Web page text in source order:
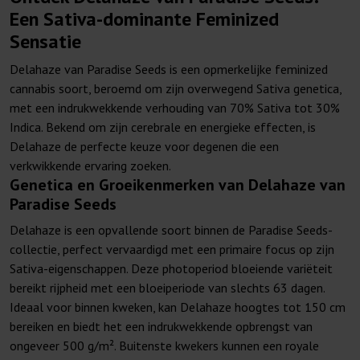
Een Sativa-dominante Feminized
Sensatie
Delahaze van Paradise Seeds is een opmerkelijke feminized
cannabis soort, beroemd om zijn overwegend Sativa genetica,
met een indrukwekkende verhouding van 70% Sativa tot 30%
Indica. Bekend om zijn cerebrale en energieke effecten, is
Delahaze de perfecte keuze voor degenen die een
verkwikkende ervaring zoeken.
Genetica en Groeikenmerken van Delahaze van
Paradise Seeds
Delahaze is een opvallende soort binnen de Paradise Seeds-
collectie, perfect vervaardigd met een primaire focus op zijn
Sativa-eigenschappen. Deze photoperiod bloeiende variëteit
bereikt rijpheid met een bloeiperiode van slechts 63 dagen.
Ideaal voor binnen kweken, kan Delahaze hoogtes tot 150 cm
bereiken en biedt het een indrukwekkende opbrengst van
ongeveer 500 g/m². Buitenste kwekers kunnen een royale